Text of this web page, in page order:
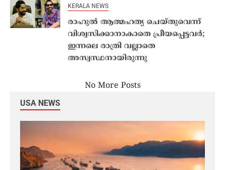
KERALA NEWS
രാഹുല്‍ ആത്മഹത്യ ചെയ്തുവെന്ന്
വിശ്വസിക്കാനാകാതെ പ്രീയപ്പെട്ടവര്‍;
ഇന്നലെ രാത്രി വല്ലാതെ
അസ്വസ്ഥനായിരുന്നു
No More Posts
USA NEWS